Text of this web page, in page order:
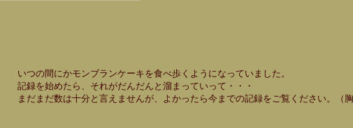
ケーキを食べ歩くようになっていました。
がだんだんと溜まっていって・・・
せんが、よかったら今までの記録をご覧ください。（胸やけ